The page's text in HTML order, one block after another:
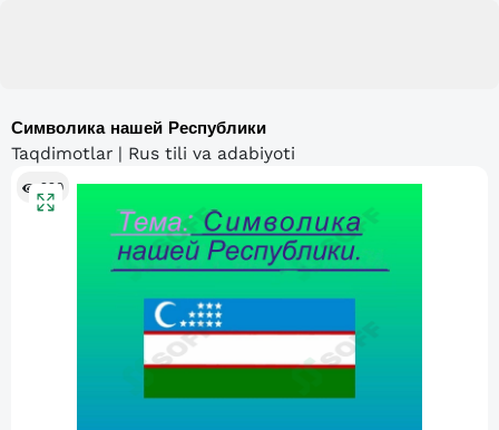
Символика нашей Республики
Taqdimotlar | Rus tili va adabiyoti
220